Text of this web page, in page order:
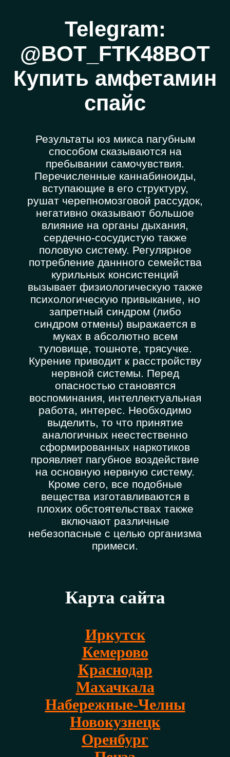
Telegram:
@BOT_FTK48BOT
Купить амфетамин
спайс
Результаты юз микса пагубным
способом сказываются на
пребывании самочувствия.
Перечисленные каннабиноиды,
вступающие в его структуру,
рушат черепномозговой рассудок,
негативно оказывают большое
влияние на органы дыхания,
сердечно-сосудистую также
половую систему. Регулярное
потребление даннного семейства
курильных консистенций
вызывает физиологическую также
психологическую привыкание, но
запретный синдром (либо
синдром отмены) выражается в
муках в абсолютно всем
туловище, тошноте, трясучке.
Курение приводит к расстройству
нервной системы. Перед
опасностью становятся
воспоминания, интеллектуальная
работа, интерес. Необходимо
выделить, то что принятие
аналогичных неестественно
сформированных наркотиков
проявляет пагубное воздействие
на основную нервную систему.
Кроме сего, все подобные
вещества изготавливаются в
плохих обстоятельствах также
включают различные
небезопасные с целью организма
примеси.
Карта сайта
Иркутск
Кемерово
Краснодар
Махачкала
Набережные-Челны
Новокузнецк
Оренбург